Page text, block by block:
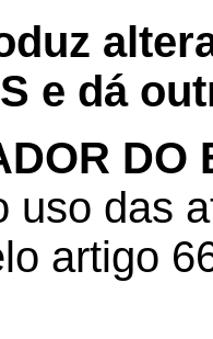
e dá
DO
uso das
artigo